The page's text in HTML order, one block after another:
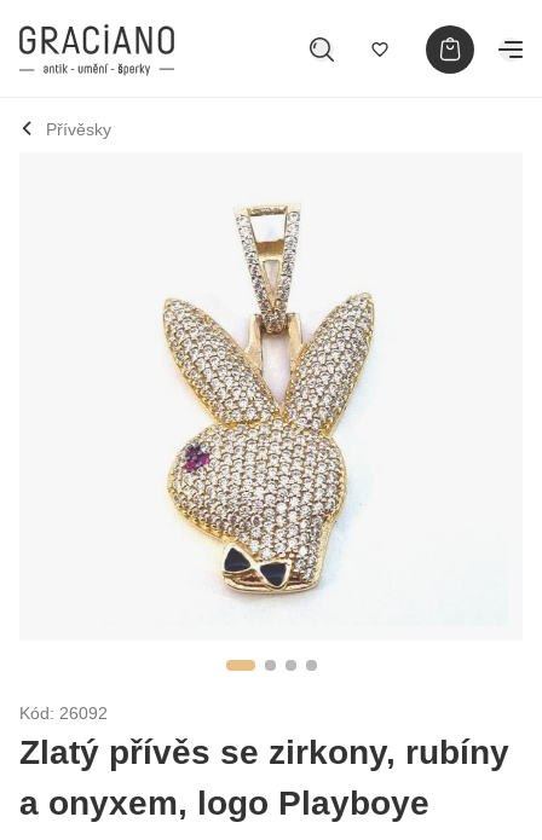
Přívěsky
Kód: 26092
Zlatý přívěs se zirkony, rubíny
a onyxem, logo Playboye